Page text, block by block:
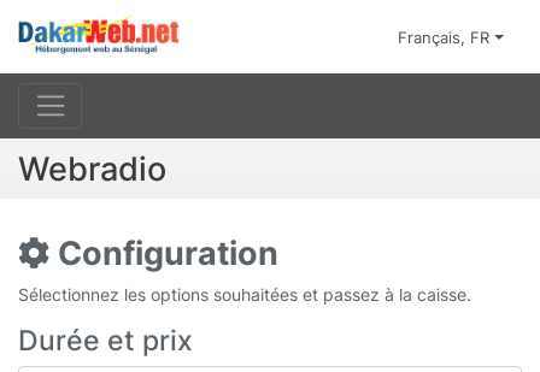
Français, FR
Webradio
Configuration
Sélectionnez les options souhaitées et passez à la caisse.
Durée et prix